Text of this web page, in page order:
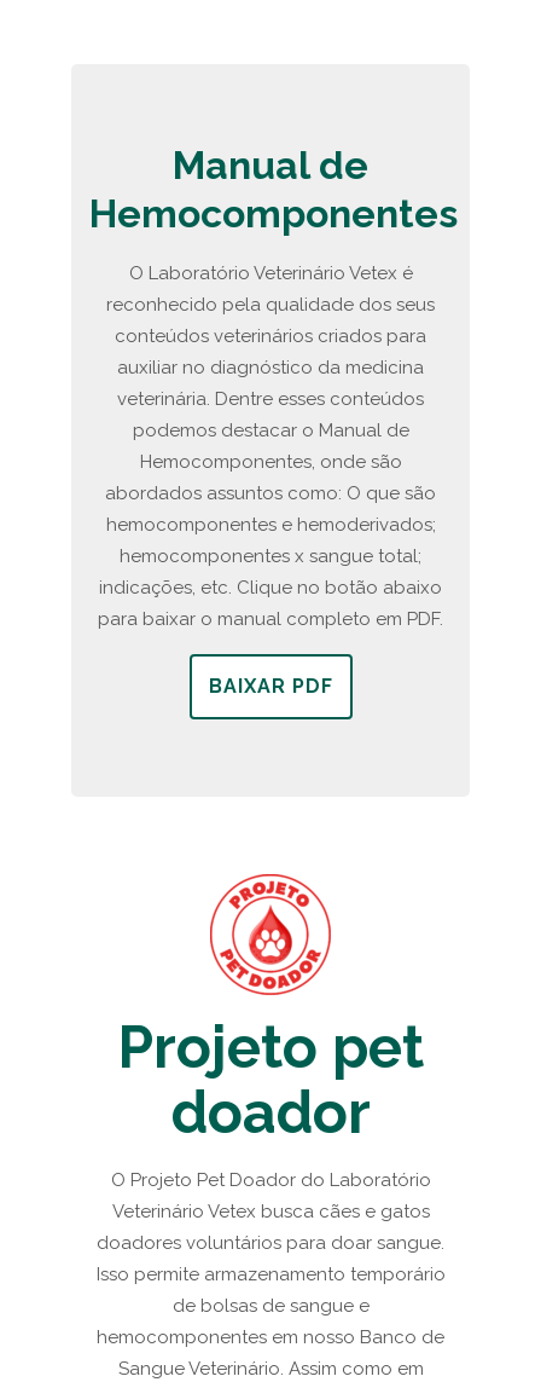
Manual de
Hemocomponentes
O Laboratório Veterinário Vetex é
reconhecido pela qualidade dos seus
conteúdos veterinários criados para
auxiliar no diagnóstico da medicina
veterinária. Dentre esses conteúdos
podemos destacar o Manual de
Hemocomponentes, onde são
abordados assuntos como: O que são
hemocomponentes e hemoderivados;
hemocomponentes x sangue total;
indicações, etc. Clique no botão abaixo
para baixar o manual completo em PDF.
BAIXAR PDF
Projeto pet
doador
O Projeto Pet Doador do Laboratório
Veterinário Vetex busca cães e gatos
doadores voluntários para doar sangue.
Isso permite armazenamento temporário
de bolsas de sangue e
hemocomponentes em nosso Banco de
Sangue Veterinário. Assim como em